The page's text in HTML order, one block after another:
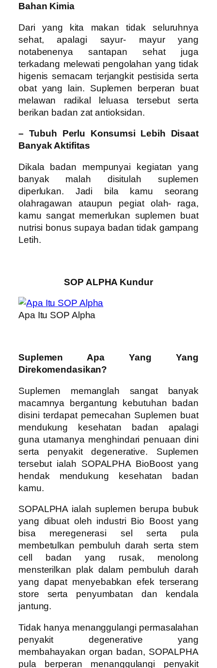
Bahan Kimia
Dari yang kita makan tidak seluruhnya
sehat, apalagi sayur- mayur yang
notabenenya santapan sehat juga
terkadang melewati pengolahan yang tidak
higenis semacam terjangkit pestisida serta
obat yang lain. Suplemen berperan buat
melawan radikal leluasa tersebut serta
berikan badan zat antioksidan.
– Tubuh Perlu Konsumsi Lebih Disaat
Banyak Aktifitas
Dikala badan mempunyai kegiatan yang
banyak malah disitulah suplemen
diperlukan. Jadi bila kamu seorang
olahragawan ataupun pegiat olah- raga,
kamu sangat memerlukan suplemen buat
nutrisi bonus supaya badan tidak gampang
Letih.
SOP ALPHA Kundur
Apa Itu SOP Alpha
Suplemen Apa Yang Yang
Direkomendasikan?
Suplemen memanglah sangat banyak
macamnya bergantung kebutuhan badan
disini terdapat pemecahan Suplemen buat
mendukung kesehatan badan apalagi
guna utamanya menghindari penuaan dini
serta penyakit degenerative. Suplemen
tersebut ialah SOPALPHA BioBoost yang
hendak mendukung kesehatan badan
kamu.
SOPALPHA ialah suplemen berupa bubuk
yang dibuat oleh industri Bio Boost yang
bisa meregenerasi sel serta pula
membetulkan pembuluh darah serta stem
cell badan yang rusak, menolong
mensterilkan plak dalam pembuluh darah
yang dapat menyebabkan efek terserang
store serta penyumbatan dan kendala
jantung.
Tidak hanya menanggulangi permasalahan
penyakit degenerative yang
membahayakan organ badan, SOPALPHA
pula berperan menanggulangi penyakit